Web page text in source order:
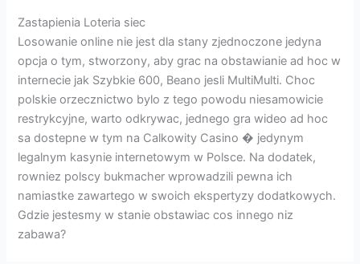
Zastapienia Loteria siec
Losowanie online nie jest dla stany zjednoczone jedyna
opcja o tym, stworzony, aby grac na obstawianie ad hoc w
internecie jak Szybkie 600, Beano jesli MultiMulti. Choc
polskie orzecznictwo bylo z tego powodu niesamowicie
restrykcyjne, warto odkrywac, jednego gra wideo ad hoc
sa dostepne w tym na Calkowity Casino � jedynym
legalnym kasynie internetowym w Polsce. Na dodatek,
rowniez polscy bukmacher wprowadzili pewna ich
namiastke zawartego w swoich ekspertyzy dodatkowych.
Gdzie jestesmy w stanie obstawiac cos innego niz
zabawa?